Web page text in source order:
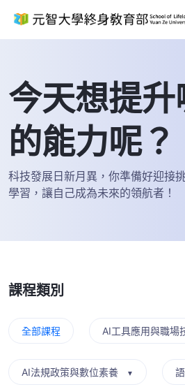
今天想提
的能力呢？
科技發展日新月異，你準備好迎接
學習，讓自己成為未來的領航者！
課程類別
全部課程 AI工具應用與職場
AI法規政策與數位素養 ▼